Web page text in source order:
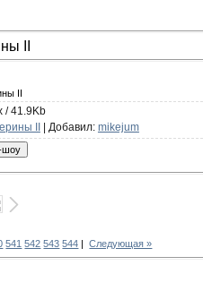
II
II
/ 41.9Kb
II Добавил: mikejum
541 542 543 544 |Следующая »